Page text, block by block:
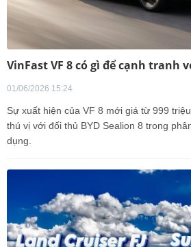
VinFast VF 8 có gì để cạnh tranh
01/06/2026 15:24
Sự xuất hiện của VF 8 mới giá từ 999
thú vị với đối thủ BYD Sealion 8 trong
dụng.